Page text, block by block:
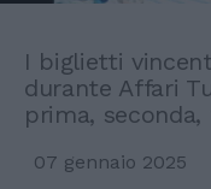
I biglietti
durante Affari
prima,
07 gennaio 2025